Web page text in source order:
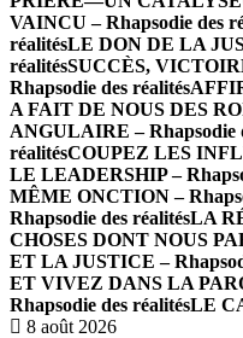
VAINCU – Rhapsodie des
réalitésLE DON DE LA
réalitésSUCCÈS,
Rhapsodie des réalités
A FAIT DE NOUS DES
ANGULAIRE – Rhapsodie
réalitésCOUPEZ LES
LE LEADERSHIP –
MÊME ONCTION –
Rhapsodie des réalitésLA
CHOSES DONT NOUS
ET LA JUSTICE –
ET VIVEZ DANS LA
Rhapsodie des réalitésLE
8 août 2026